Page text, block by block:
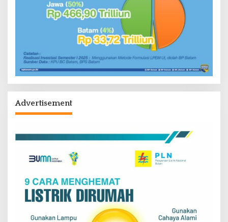
Advertisement